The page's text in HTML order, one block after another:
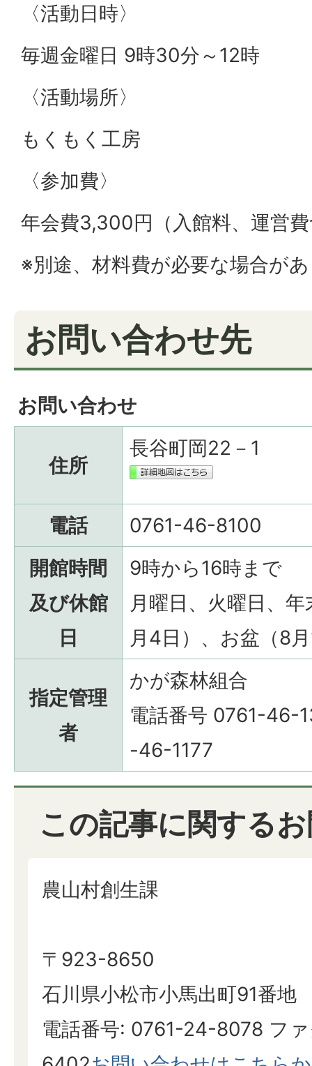
〈活動日時〉
毎週金曜日 9時30分～12時
〈活動場所〉
もくもく工房
〈参加費〉
年会費3,300円（入館料、運営
※別途、材料費が必要な場合が
お問い合わせ先
お問い合わせ
住所
長谷町岡22－1
電話
0761-46-8100
開館時間
及び休館
日
9時から16時まで
月曜日、火曜日、
月4日）、お盆（8
指定管理
者
かが森林組合
電話番号 0761-46-
-46-1177
この記事に関する
農山村創生課
〒923-8650
石川県小松市小馬出町91番地
電話番号: 0761-24-8078 フ